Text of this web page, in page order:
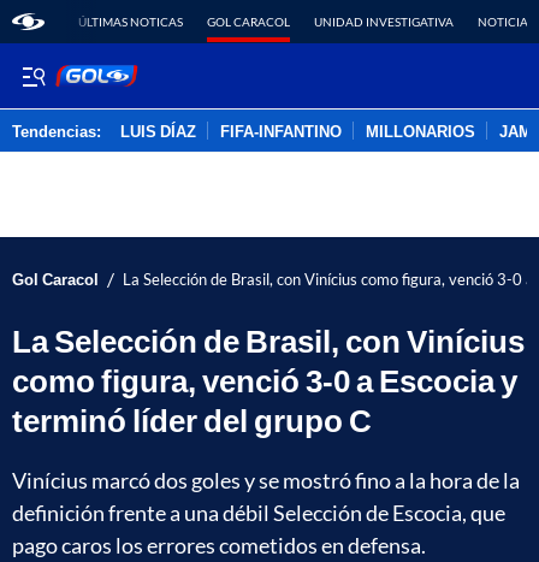
ÚLTIMAS NOTICAS GOL CARACOL UNIDAD INVESTIGATIVA NOTICIAS
Tendencias: LUIS DÍAZ FIFA-INFANTINO MILLONARIOS
Gol Caracol / La Selección de Brasil, con Vinícius como figura, venció 3-0
La Selección de Brasil, con Vinícius
como figura, venció 3-0 a Escocia y
terminó líder del grupo C
Vinícius marcó dos goles y se mostró fino a la hora de la
definición frente a una débil Selección de Escocia, que
pago caros los errores cometidos en defensa.